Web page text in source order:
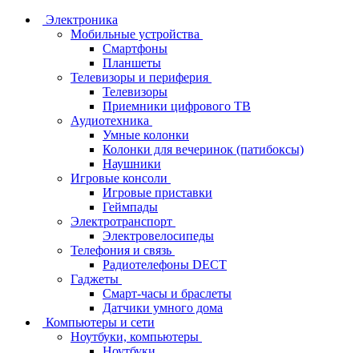
Электроника
Мобильные устройства
Смартфоны
Планшеты
Телевизоры и периферия
Телевизоры
Приемники цифрового ТВ
Аудиотехника
Умные колонки
Колонки для вечеринок (патибоксы)
Наушники
Игровые консоли
Игровые приставки
Геймпады
Электротранспорт
Электровелосипеды
Телефония и связь
Радиотелефоны DECT
Гаджеты
Смарт-часы и браслеты
Датчики умного дома
Компьютеры и сети
Ноутбуки, компьютеры